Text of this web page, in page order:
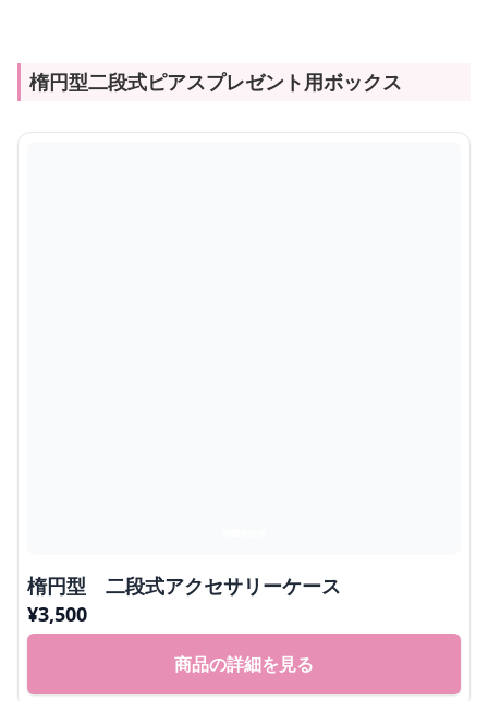
楕円型二段式ピアスプレゼント用ボックス
楕円型 二段式アクセサリーケース
¥3,500
商品の詳細を見る